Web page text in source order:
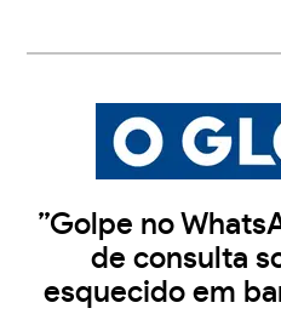
”Golpe no
de consulta
esquecido em